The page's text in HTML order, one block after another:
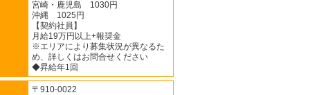
宮崎・鹿児島 1030円
沖縄 1025円
【契約社員】
月給19万円以上+報奨金
※エリアにより募集状況が異なるた
め、詳しくはお問合せください
◆昇給年1回
〒910-0022